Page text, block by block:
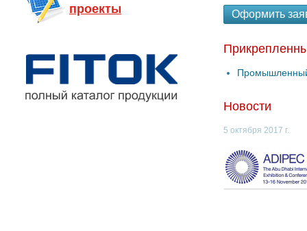
Оформить
Новости
5 октября 2017 г.
проекты